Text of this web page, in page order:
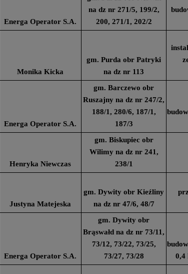
Energa Operator S.A.
na dz nr 271/5, 199/2,
200, 271/1, 202/2
Monika Kicka
gm. Purda obr Patryki
na dz nr 113
Energa Operator S.A.
gm. Barczewo obr
Ruszajny na dz nr 247/2,
188/1, 280/6, 187/1,
187/3
Henryka Niewczas
gm. Biskupiec obr
Wilimy na dz nr 241,
238/1
Justyna Matejeska
gm. Dywity obr Kieźliny
na dz nr 47/6, 48/7
Energa Operator S.A.
gm. Dywity obr
Brąswałd na dz nr 73/11,
73/12, 73/22, 73/25,
73/27, 73/28
0,4